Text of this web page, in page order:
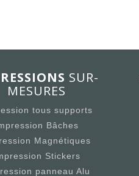
SUR-
MESURES
tous supports
Bâches
Magnétiques
Stickers
panneau Alu